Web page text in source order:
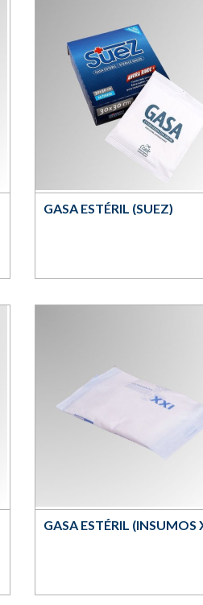
GASA ESTÉRIL (SUEZ)
GASA ESTÉRIL (INSUMOS